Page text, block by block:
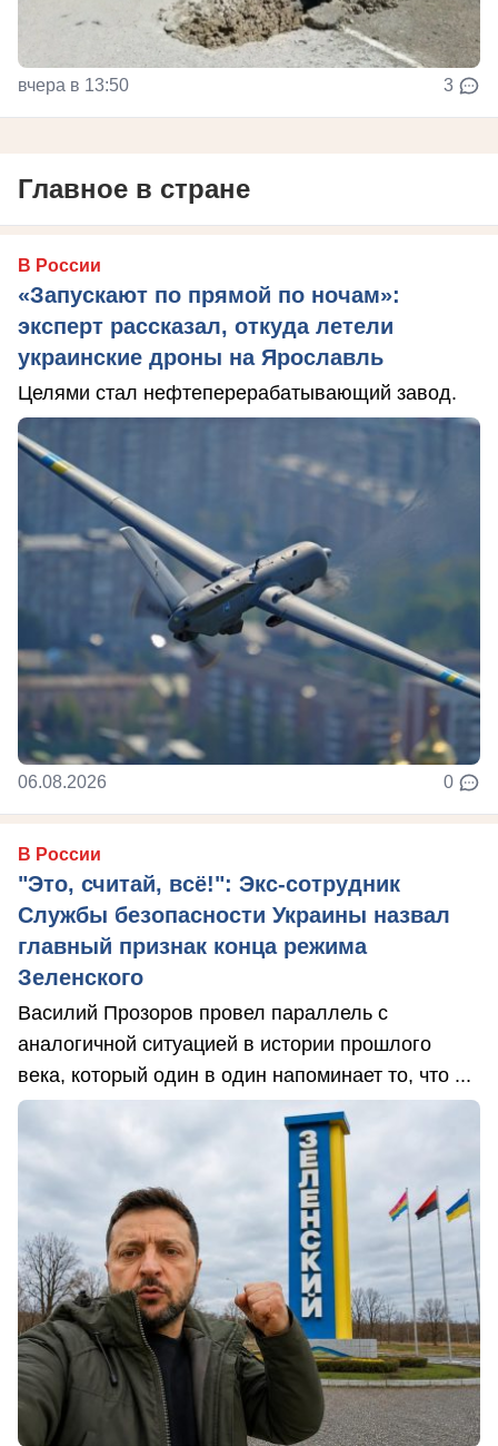
вчера в 13:50 3
Главное в стране
В России
«Запускают по прямой по ночам»:
эксперт рассказал, откуда летели
украинские дроны на Ярославль
Целями стал нефтеперерабатывающий завод.
06.08.2026 0
В России
"Это, считай, всё!": Экс-сотрудник
Службы безопасности Украины назвал
главный признак конца режима
Зеленского
Василий Прозоров провел параллель с
аналогичной ситуацией в истории прошлого
века, который один в один напоминает то, что ...